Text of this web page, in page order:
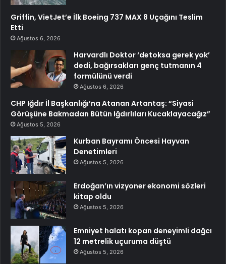
Griffin, VietJet’e İlk Boeing 737 MAX 8 Uçağını Teslim
Etti
Ağustos 6, 2026
Harvardlı Doktor ‘detoksa gerek yok’
dedi, bağırsakları genç tutmanın 4
formülünü verdi
Ağustos 6, 2026
CHP Iğdır İl Başkanlığı’na Atanan Artantaş: “Siyasi
Görüşüne Bakmadan Bütün Iğdırlıları Kucaklayacağız”
Ağustos 5, 2026
Kurban Bayramı Öncesi Hayvan
Denetimleri
Ağustos 5, 2026
Erdoğan’ın vizyoner ekonomi sözleri
kitap oldu
Ağustos 5, 2026
Emniyet halatı kopan deneyimli dağcı
12 metrelik uçuruma düştü
Ağustos 5, 2026